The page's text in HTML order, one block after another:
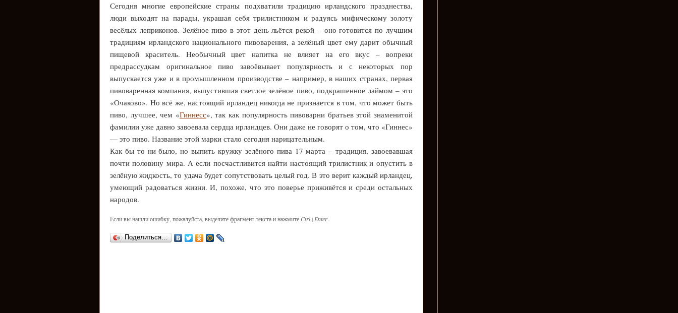
Сегодня многие европейские страны подхватили традицию ирландского празднества,
люди выходят на парады, украшая себя трилистником и радуясь мифическому золоту
весёлых леприконов. Зелёное пиво в этот день льётся рекой – оно готовится по лучшим
традициям ирландского национального пивоварения, а зелёный цвет ему дарит обычный
пищевой краситель. Необычный цвет напитка не влияет на его вкус – вопреки
предрассудкам оригинальное пиво завоёвывает популярность и с некоторых пор
выпускается уже и в промышленном производстве – например, в наших странах, первая
пивоваренная компания, выпустившая светлое зелёное пиво, подкрашенное лаймом – это
«Очаково». Но всё же, настоящий ирландец никогда не признается в том, что может быть
пиво, лучшее, чем «Гиннесс», так как популярность пивоварни братьев этой знаменитой
фамилии уже давно завоевала сердца ирландцев. Они даже не говорят о том, что «Гиннес»
— это пиво. Название этой марки стало сегодня нарицательным.
Как бы то ни было, но выпить кружку зелёного пива 17 марта – традиция, завоевавшая
почти половину мира. А если посчастливится найти настоящий трилистник и опустить в
зелёную жидкость, то удача будет сопутствовать целый год. В это верит каждый ирландец,
умеющий радоваться жизни. И, похоже, что это поверье приживётся и среди остальных
народов.
Если вы нашли ошибку, пожалуйста, выделите фрагмент текста и нажмите Ctrl+Enter.
Поделиться…